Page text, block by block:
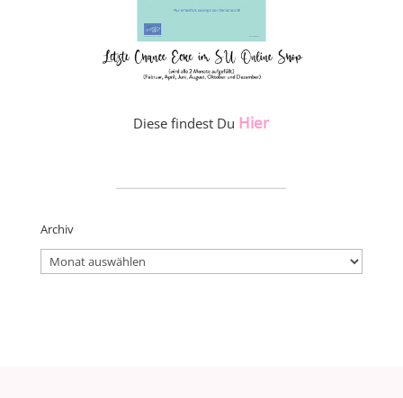
Diese findest Du Hier
Archiv
Archiv